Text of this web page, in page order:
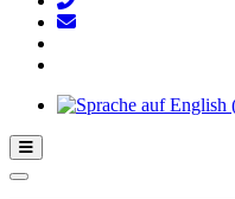
Hamburger Toggle-Menü